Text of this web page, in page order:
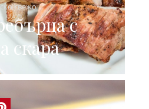
свежо
с
скара